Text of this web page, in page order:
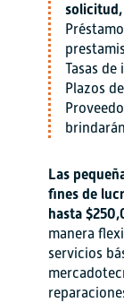
solicitud,
Tasas
Plazos
Las
fines de
hasta
manera
servicios